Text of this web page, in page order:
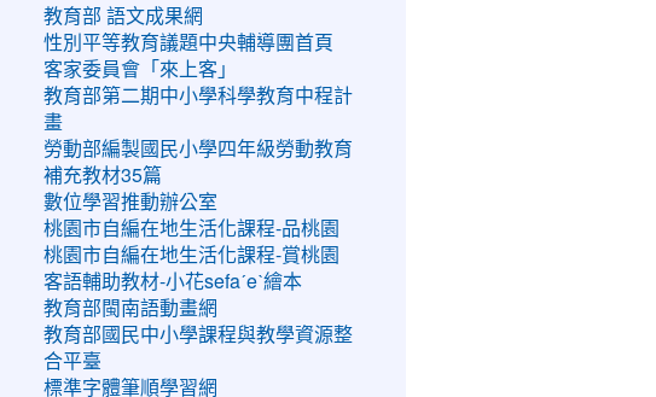
教育部 語文成果網
性別平等教育議題中央輔導團首頁
客家委員會「來上客」
教育部第二期中小學科學教育中程計
畫
勞動部編製國民小學四年級勞動教育
補充教材35篇
數位學習推動辦公室
桃園市自編在地生活化課程-品桃園
桃園市自編在地生活化課程-賞桃園
客語輔助教材-小花sefaˊeˋ繪本
教育部閩南語動畫網
教育部國民中小學課程與教學資源整
合平臺
標準字體筆順學習網